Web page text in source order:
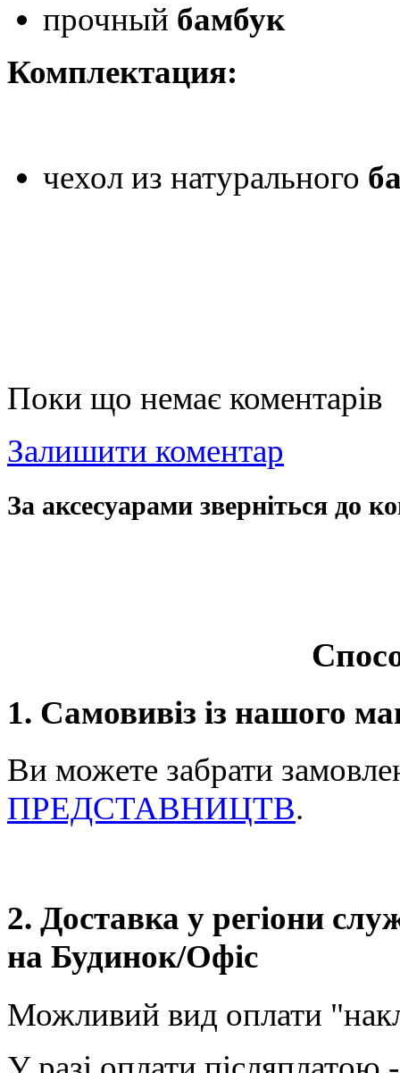
прочный бамбук
Комплектация:
чехол из натурального
Поки що немає коментарів
Залишити коментар
За аксесуарами зверніться до
1. Самовивіз із нашого
Ви можете забрати
ПРЕДСТАВНИЦТВ.
2. Доставка у регіони
на Будинок/Офіс
Можливий вид оплати